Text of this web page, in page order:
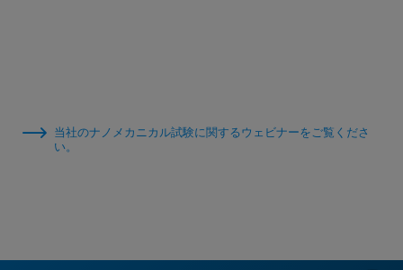
当社のナノメカニカル試験に関するウェビナーをご覧くださ
い。